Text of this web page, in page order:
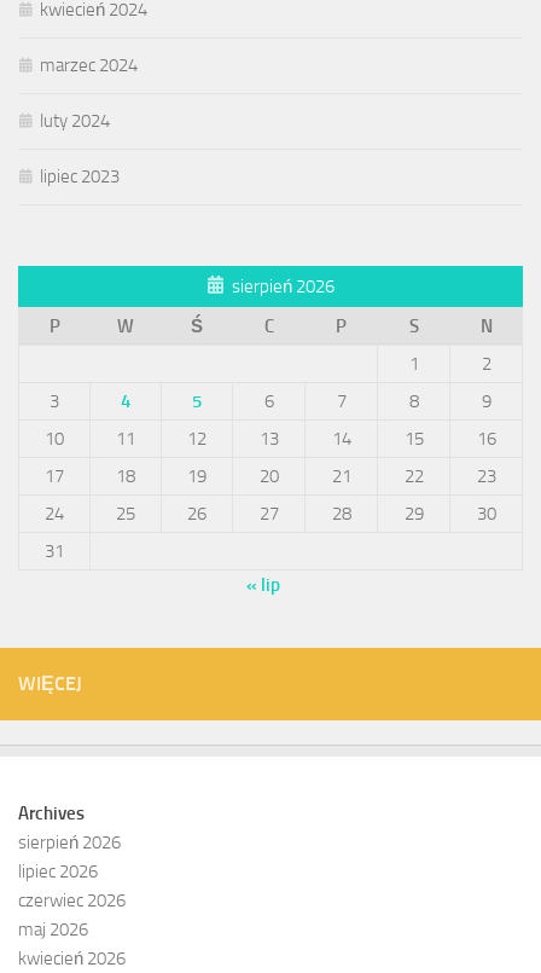
kwiecień 2024
marzec 2024
luty 2024
lipiec 2023
sierpień 2026
P
W Ś C P S
N
1
2
3
4 5 6 7 8
9
10
11 12 13 14 15
16
17
18 19 20 21 22
23
24
25 26 27 28 29
30
31
« lip
WIĘCEJ
Archives
sierpień 2026
lipiec 2026
czerwiec 2026
maj 2026
kwiecień 2026